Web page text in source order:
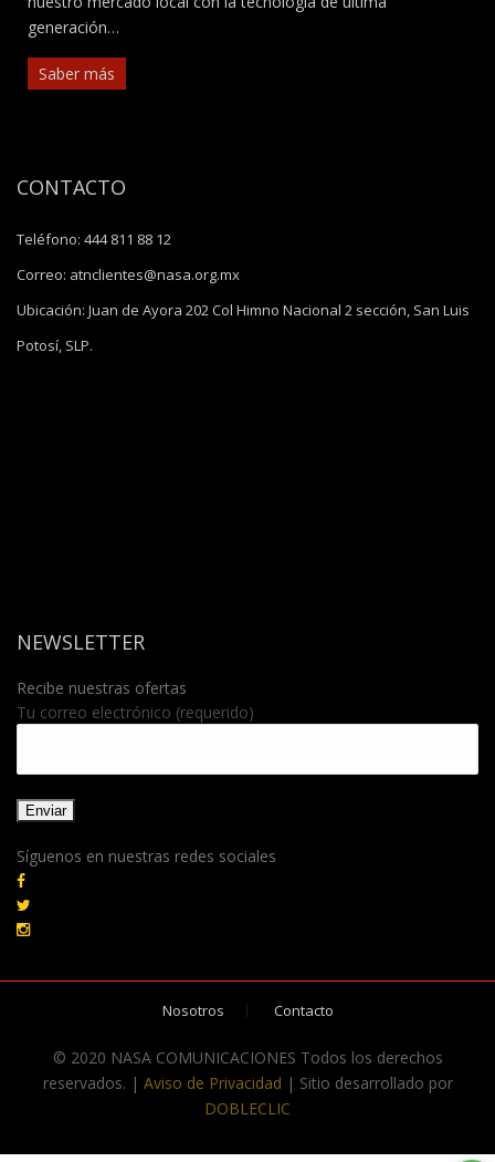
generación…
Saber más
CONTACTO
Teléfono: 444 811 88 12
Correo: atnclientes@nasa.org.mx
Ubicación: Juan de Ayora 202 Col Himno Nacional 2 sección, San Luis
Potosí, SLP.
NEWSLETTER
Recibe nuestras ofertas
Tu correo electrónico (requerido)
Síguenos en nuestras redes sociales
Nosotros Contacto
© 2020 NASA COMUNICACIONES Todos los derechos
reservados. | Aviso de Privacidad | Sitio desarrollado por
DOBLECLIC